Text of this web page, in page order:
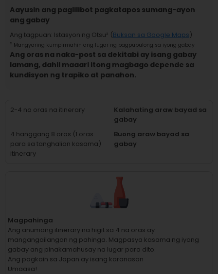
Aayusin ang paglilibot pagkatapos sumang-ayon
ang gabay
Ang tagpuan: Istasyon ng Otsu² (Buksan sa Google Maps)
² Mangyaring kumpirmahin ang lugar ng pagpupulong sa iyong gabay
Ang oras na naka-post sa dekitabi ay isang gabay
lamang, dahil maaari itong magbago depende sa
kundisyon ng trapiko at panahon.
2-4 na oras na itinerary
Kalahating araw bayad sa
gabay
4 hanggang 8 oras (1 oras
para sa tanghalian kasama)
itinerary
Buong araw bayad sa
gabay
Magpahinga
Ang anumang itinerary na higit sa 4 na oras ay
mangangailangan ng pahinga. Magpasya kasama ng iyong
gabay ang pinakamahusay na lugar para dito.
Ang pagkain sa Japan ay isang karanasan
Umaasa!